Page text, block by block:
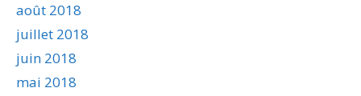
août 2018
juillet 2018
juin 2018
mai 2018